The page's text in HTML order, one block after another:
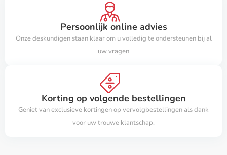
Persoonlijk online advies
Onze deskundigen staan klaar om u volledig te ondersteunen bij al
uw vragen
Korting op volgende bestellingen
Geniet van exclusieve kortingen op vervolgbestellingen als dank
voor uw trouwe klantschap.